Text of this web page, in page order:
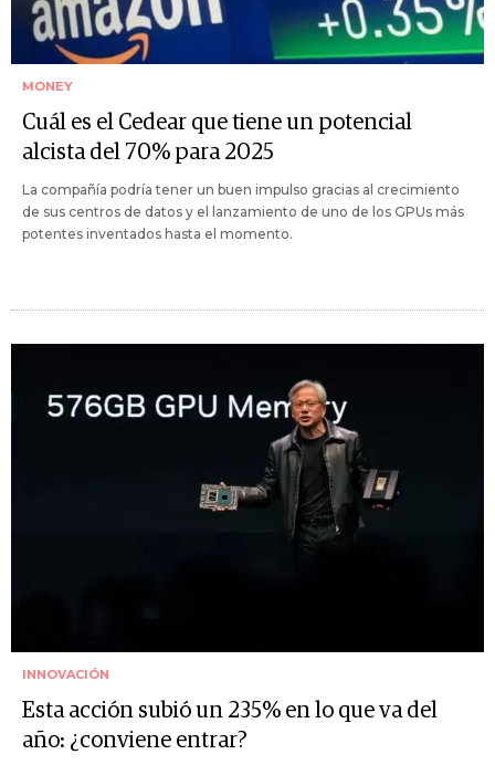
MONEY
Cuál es el Cedear que tiene un potencial
alcista del 70% para 2025
La compañía podría tener un buen impulso gracias al crecimiento
de sus centros de datos y el lanzamiento de uno de los GPUs más
potentes inventados hasta el momento.
INNOVACIÓN
Esta acción subió un 235% en lo que va del
año: ¿conviene entrar?